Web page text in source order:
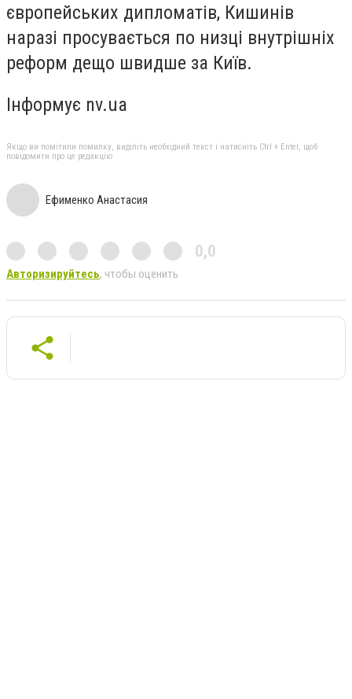
європейських дипломатів, Кишинів
наразі просувається по низці внутрішніх
реформ дещо швидше за Київ.
Інформує nv.ua
Якщо ви помітили помилку, виділіть необхідний текст і натисніть Ctrl + Enter, щоб
повідомити про це редакцію
Ефименко Анастасия
0,0
Авторизируйтесь, чтобы оценить